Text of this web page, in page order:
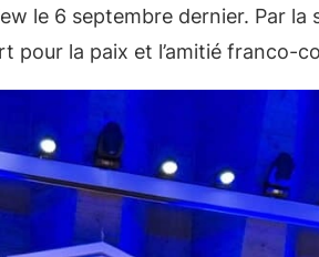
le 6 septembre dernier. Par la
pour la paix et l’amitié franco-